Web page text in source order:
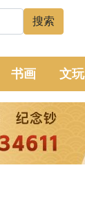
书画 文玩